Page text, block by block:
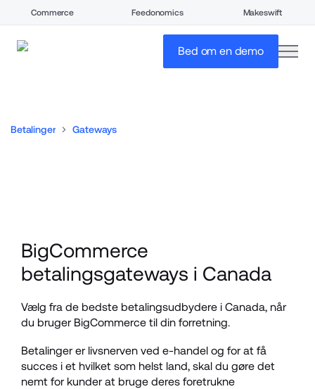
Commerce Feedonomics Makeswift
Bed om en demo
Betalinger Gateways
BigCommerce
betalingsgateways i Canada
Vælg fra de bedste betalingsudbydere i Canada, når
du bruger BigCommerce til din forretning.
Betalinger er livsnerven ved e-handel og for at få
succes i et hvilket som helst land, skal du gøre det
nemt for kunder at bruge deres foretrukne